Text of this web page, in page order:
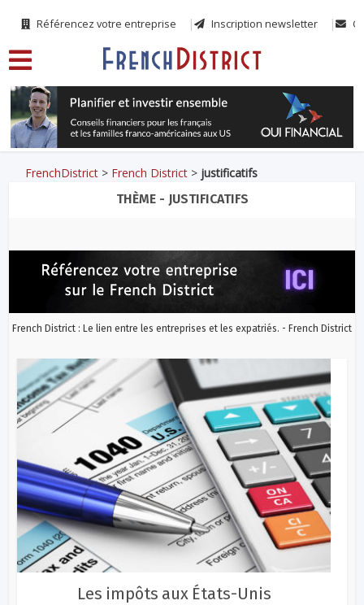
Référencez votre entreprise Inscription newsletter
FrenchDistrict > French District > justificatifs
THÈME - JUSTIFICATIFS
French District : Le lien entre les entreprises et les expatriés. - French District
Les impôts aux États-Unis